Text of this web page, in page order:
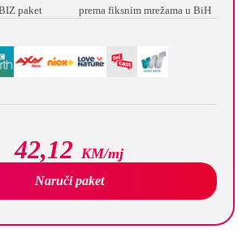
paket prema fiksnim mrežama u BiH
42,12 KM/mj
Naruči paket